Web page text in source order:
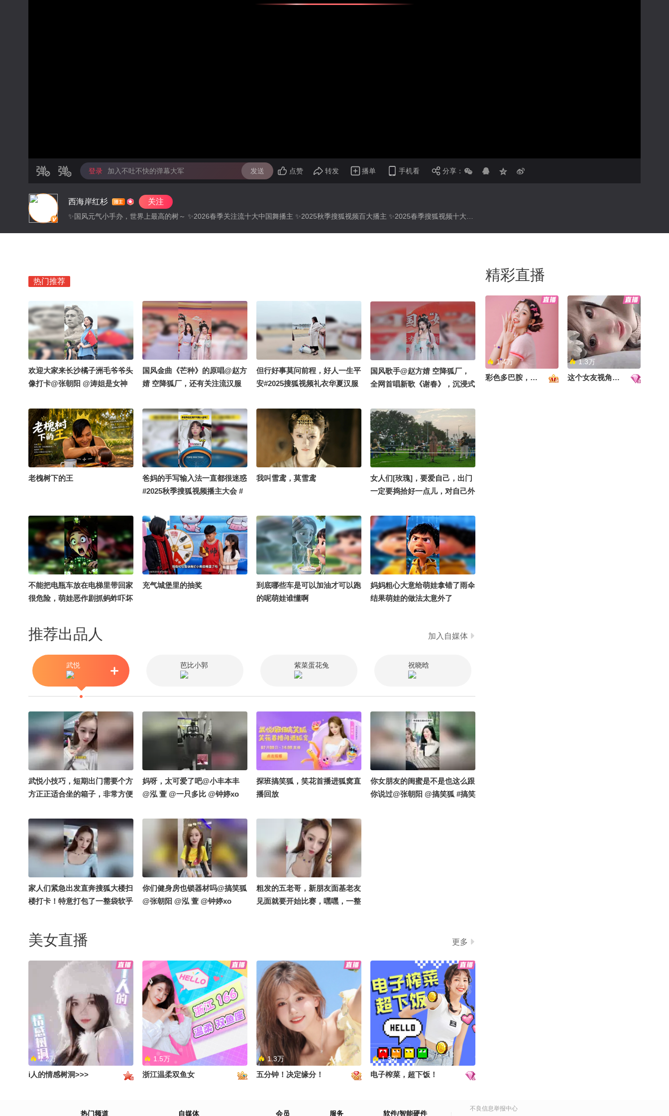
登录 加入不吐不快的弹幕大军 发送 点赞 转发 播单 手机看 分享：
西海岸红杉 关注
热门推荐
欢迎大家来长沙橘子洲毛爷爷头
像打卡@张朝阳 @涛姐是女神
速公鹿 @摄影狐 #OMG你夏到
我了 #藏在身边的国潮 #2026关
注流礼衣华夏汉服模特大赛 #16
秒拍什么 #地球online秋关副本
国风金曲《芒种》的原唱@赵方
婧 空降狐厂，还有关注流汉服
雎 @之于浅灯 @小花Fafafa. @
贝璐璐 一起欢聚，我们也是cha
上《芒种》啦！@张朝阳 @国
风星探官
但行好事莫问前程，好人一生平
安#2025搜狐视频礼衣华夏汉服
国风歌手@赵方婧 空降狐厂，
全网首唱新歌《谢春》，沉浸式
畅酷酷的
老槐树下的王
爸妈的手写输入法一直都很迷惑
#2025秋季搜狐视频播主大会 #
我叫雪鸢，莫雪鸢
女人们[玫瑰]，要爱自己，出门
一定要捣拾好一点儿，对自己外
天为了见比利时客人，刻意穿得
漂亮了一点点。原本我没有休闲
椅座位，一直席地而坐听歌的，
结果——突然遭遇了一个年轻卷
发帅哥给我让座，让我坐舒服点
听歌。#2026关注流舞蹈大赛
#2026关注流礼衣华夏汉服模特
不能把电瓶车放在电梯里带回家
很危险，萌娃恶作剧抓蚂蚱吓坏
充气城堡里的抽奖
到底哪些车是可以加油才可以跑
的呢萌娃谁懂啊
妈妈粗心大意给萌娃拿错了雨伞
结果萌娃的做法太意外了
推荐出品人 加入自媒体
武悦 芭比小郭 紫菜蛋花兔 祝晓晗
武悦小技巧，短期出门需要个方
方正正适合坐的箱子，非常方便
@搞笑狐
妈呀，太可爱了吧@小丰本丰
@泓 萱 @一只多比 @钟婷xo
探班搞笑狐，笑花首播进狐窝直
播回放
你女朋友的闺蜜是不是也这么跟
你说过@张朝阳 @搞笑狐 #搞笑
家人们紧急出发直奔搜狐大楼扫
楼打卡！特意打包了一整袋软乎
探秘大厂办公区+线下派送福利
你们健身房也锁器材吗@搞笑狐
@张朝阳 @泓 萱 @钟婷xo
粗发的五老哥，新朋友面基老友
见面就要开始比赛，嘿嘿，一整
美女直播 更多
1.2万
i人的情感树洞>>>
1.5万
浙江温柔双鱼女
1.3万
五分钟！决定缘分！
1.3万
电子榨菜，超下饭！
精彩直播
1.4万
彩色多巴胺，甜到心里啦！
1.3万
这个女友视角好治愈~
热门频道 自媒体 会员 服务 软件/智能硬件
不良信息举报中心